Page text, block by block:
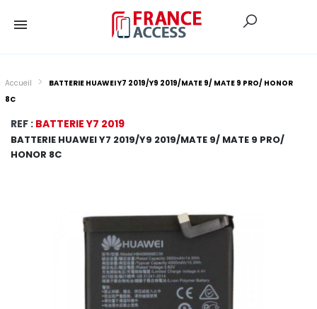
Accueil
BATTERIE HUAWEI Y7 2019/Y9 2019/MATE 9/ MATE 9 PRO/ HONOR
8C
REF : BATTERIE Y7 2019
BATTERIE HUAWEI Y7 2019/Y9 2019/MATE 9/ MATE 9 PRO/
HONOR 8C